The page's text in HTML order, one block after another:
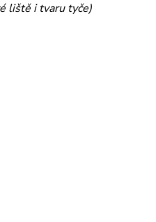
liště i tvaru tyče)